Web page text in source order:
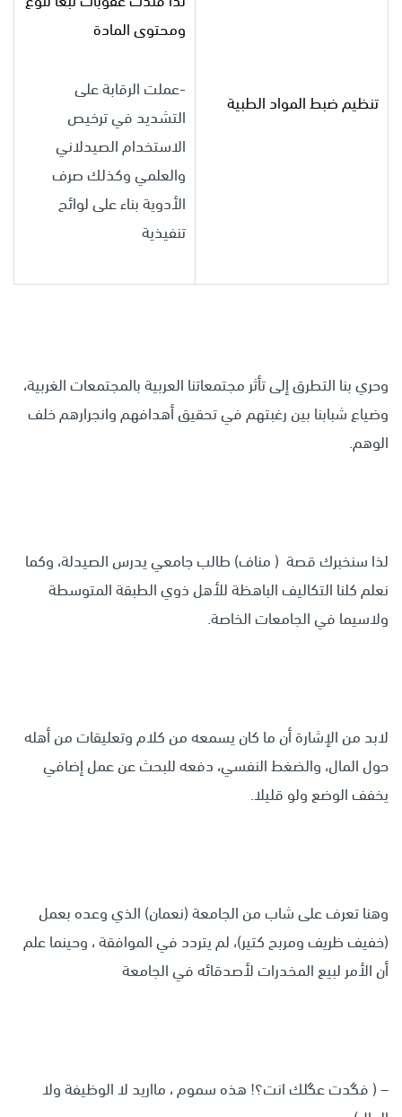
تنظيم ضبط المواد الطبية
ومحتوى المادة
-عملت الرقابة على
التشديد في ترخيص
الاستخدام الصيدلاني
والعلمي وكذلك صرف
الأدوية بناء على لوائح
تنفيذية
وحري بنا التطرق إلى تأثر مجتمعاتنا العربية بالمجتمعات الغربية،
وضياع شبابنا بين رغبتهم في تحقيق أهدافهم وانجرارهم خلف
الوهم.
لذا سنخبرك قصة ( مناف) طالب جامعي يدرس الصيدلة، وكما
نعلم كلنا التكاليف الباهظة للأهل ذوي الطبقة المتوسطة
ولاسيما في الجامعات الخاصة.
لابد من الإشارة أن ما كان يسمعه من كلام وتعليقات من أهله
حول المال، والضغط النفسي، دفعه للبحث عن عمل إضافي
يخفف الوضع ولو قليلا.
وهنا تعرف على شاب من الجامعة (نعمان) الذي وعده بعمل
(خفيف ظريف ومربح كتير)، لم يتردد في الموافقة ، وحينما علم
أن الأمر لبيع المخدرات لأصدقائه في الجامعة
– ( فگدت عگلك انت؟! هذه سموم ، مااريد لا الوظيفة ولا